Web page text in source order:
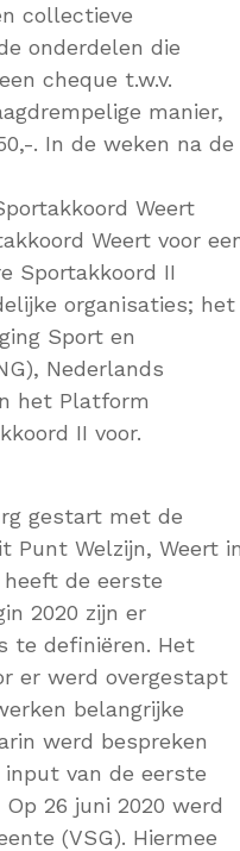
collectieve
onderdelen die
cheque t.w.v.
manier,
. In de weken na de
Weert
Weert voor
Sportakkoord II
organisaties; het
Sport en
Nederlands
het Platform
II voor.
gestart met de
Punt Welzijn, Weert in
heeft de eerste
2020 zijn er
te definiëren. Het
er werd overgestapt
belangrijke
werd bespreken
van de eerste
26 juni 2020 werd
(VSG). Hiermee